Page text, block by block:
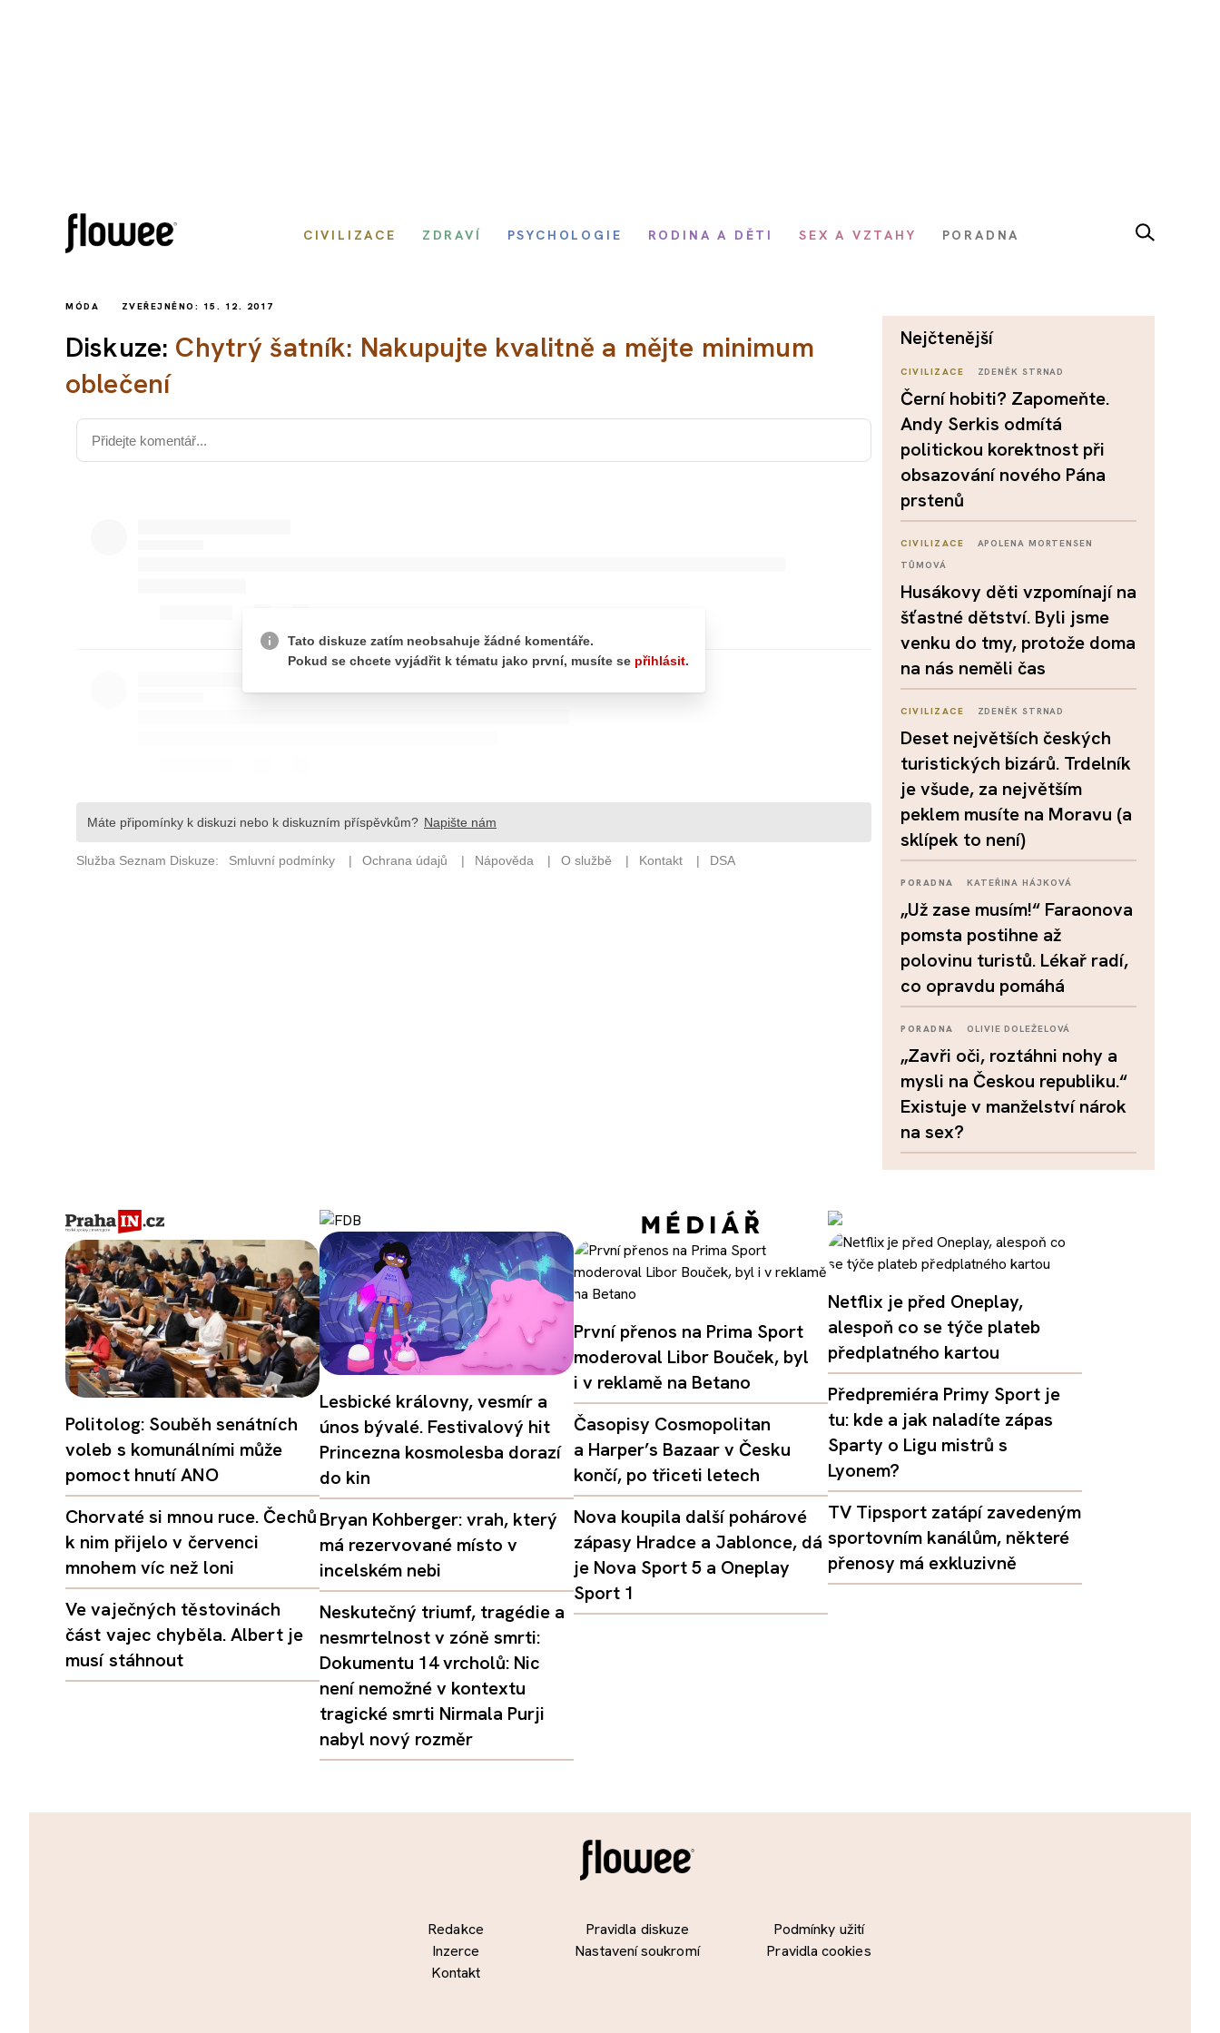
CIVILIZACE ZDRAVÍ PSYCHOLOGIE RODINA A DĚTI SEX A VZTAHY PORADNA
MÓDA ZVEŘEJNĚNO: 15. 12. 2017
Diskuze: Chytrý šatník: Nakupujte kvalitně a mějte minimum
oblečení
nejčtenější
CIVILIZACE ZDENĚK STRNAD
Černí hobiti? Zapomeňte.
Andy Serkis odmítá
politickou korektnost při
obsazování nového Pána
prstenů
CIVILIZACE
APOLENA MORTENSEN
TŮMOVÁ
Husákovy děti vzpomínají na
šťastné dětství. Byli jsme
venku do tmy, protože doma
na nás neměli čas
CIVILIZACE ZDENĚK STRNAD
Deset největších českých
turistických bizárů. Trdelník
je všude, za největším
peklem musíte na Moravu (a
sklípek to není)
PORADNA KATEŘINA HÁJKOVÁ
„Už zase musím!“ Faraonova
pomsta postihne až
polovinu turistů. Lékař radí,
co opravdu pomáhá
PORADNA OLIVIE DOLEŽELOVÁ
„Zavři oči, roztáhni nohy a
mysli na Českou republiku.“
Existuje v manželství nárok
na sex?
Politolog: Souběh senátních
voleb s komunálními může
pomoct hnutí ANO
Chorvaté si mnou ruce. Čechů
k nim přijelo v červenci
mnohem víc než loni
Ve vaječných těstovinách
část vajec chyběla. Albert je
musí stáhnout
Lesbické královny, vesmír a
únos bývalé. Festivalový hit
Princezna kosmolesba dorazí
do kin
Bryan Kohberger: vrah, který
má rezervované místo v
incelském nebi
Neskutečný triumf, tragédie a
nesmrtelnost v zóně smrti:
Dokumentu 14 vrcholů: Nic
není nemožné v kontextu
tragické smrti Nirmala Purji
nabyl nový rozměr
První přenos na Prima Sport
moderoval Libor Bouček, byl
i v reklamě na Betano
Časopisy Cosmopolitan
a Harper’s Bazaar v Česku
končí, po třiceti letech
Nova koupila další pohárové
zápasy Hradce a Jablonce, dá
je Nova Sport 5 a Oneplay
Sport 1
Netflix je před Oneplay,
alespoň co se týče plateb
předplatného kartou
Předpremiéra Primy Sport je
tu: kde a jak naladíte zápas
Sparty o Ligu mistrů s
Lyonem?
TV Tipsport zatápí zavedeným
sportovním kanálům, některé
přenosy má exkluzivně
Redakce
Inzerce
Kontakt
Pravidla diskuze
Nastavení soukromí
Podmínky užití
Pravidla cookies